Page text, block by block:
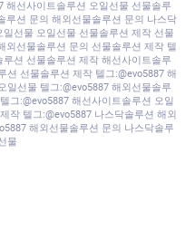
해선사이트솔루션 오일선물 선물솔루
루션 문의 해외선물솔루션 문의 나스닥
선물 오일선물 선물솔루션 제작 선물
외선물솔루션 문의 선물솔루션 제작 텔
션 선물솔루션 제작 해선사이트솔루
선물솔루션 제작 텔그:@evo5887 해
일선물 텔그:@evo5887 해외선물솔루
그:@evo5887 해선사이트솔루션 오일
작 텔그:@evo5887 나스닥솔루션 해외
해외선물솔루션 문의 나스닥솔루
물